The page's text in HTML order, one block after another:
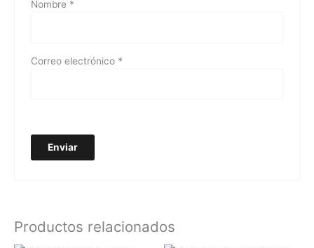
Nombre *
Correo electrónico *
Productos relacionados